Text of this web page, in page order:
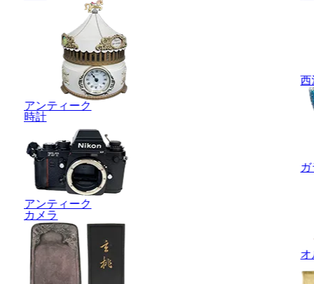
アンティーク
時計
アンティーク
カメラ
西
オ